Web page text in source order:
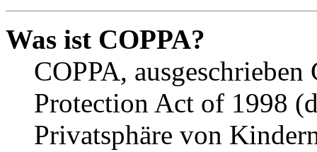
Was ist COPPA?
COPPA,
Protection Act of 1998
Privatsphäre von